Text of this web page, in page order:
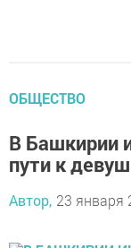
ОБЩЕСТВО
В Башкирии
пути к
Автор, 23 января